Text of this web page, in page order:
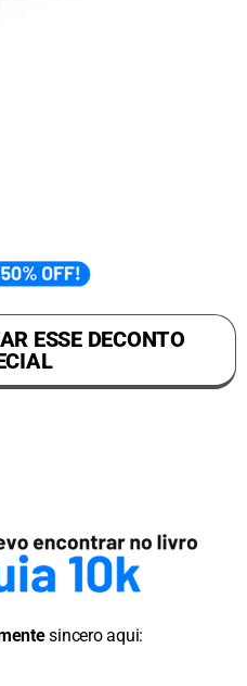
ESSE DECONTO
de cópias disponíveis
momento)
sincero aqui: